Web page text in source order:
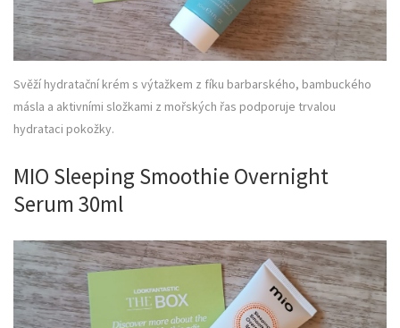
Svěží hydratační krém s výtažkem z fíku barbarského, bambuckého
másla a aktivními složkami z mořských řas podporuje trvalou
hydrataci pokožky.
MIO Sleeping Smoothie Overnight
Serum 30ml